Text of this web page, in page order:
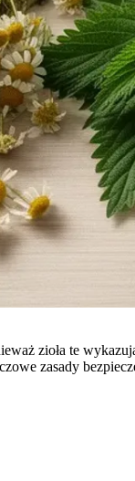
zioła te
zasady